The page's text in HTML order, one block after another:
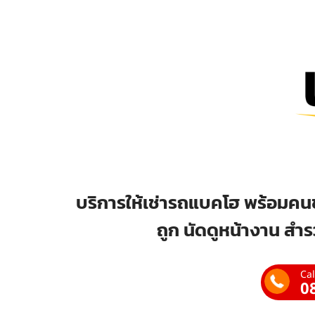
บริการให้เช่ารถแบคโฮ พร้อมค
ถูก นัดดูหน้างาน สำ